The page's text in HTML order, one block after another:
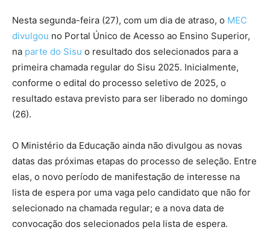
Nesta segunda-feira (27), com um dia de atraso, o MEC
divulgou no Portal Único de Acesso ao Ensino Superior,
na parte do Sisu o resultado dos selecionados para a
primeira chamada regular do Sisu 2025. Inicialmente,
conforme o edital do processo seletivo de 2025, o
resultado estava previsto para ser liberado no domingo
(26).
O Ministério da Educação ainda não divulgou as novas
datas das próximas etapas do processo de seleção. Entre
elas, o novo período de manifestação de interesse na
lista de espera por uma vaga pelo candidato que não for
selecionado na chamada regular; e a nova data de
convocação dos selecionados pela lista de espera.